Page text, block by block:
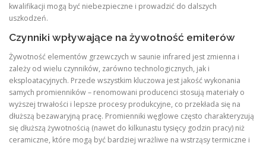
kwalifikacji mogą być niebezpieczne i prowadzić do dalszych
uszkodzeń.
Czynniki wpływające na żywotność emiterów
Żywotność elementów grzewczych w saunie infrared jest zmienna i
zależy od wielu czynników, zarówno technologicznych, jak i
eksploatacyjnych. Przede wszystkim kluczowa jest jakość wykonania
samych promienników – renomowani producenci stosują materiały o
wyższej trwałości i lepsze procesy produkcyjne, co przekłada się na
dłuższą bezawaryjną pracę. Promienniki węglowe często charakteryzują
się dłuższą żywotnością (nawet do kilkunastu tysięcy godzin pracy) niż
ceramiczne, które mogą być bardziej wrażliwe na wstrząsy termiczne i